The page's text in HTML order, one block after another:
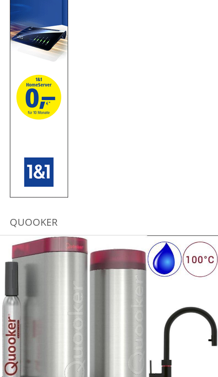
QUOOKER